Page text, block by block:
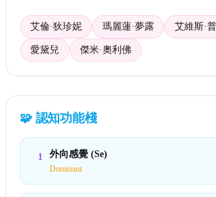
艾倫·狄珍妮 瑪麗蓮·夢露 艾維斯·
愛黛兒 傑米·奧利佛
🧩 認知功能棧
1 外向感覺 (Se)
Dominant